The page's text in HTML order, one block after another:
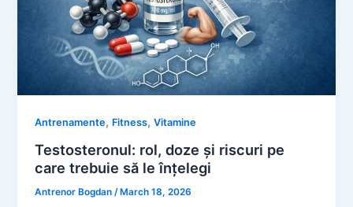
Antrenamente, Fitness,Vitamine
Testosteronul: rol, doze și riscuri pe
care trebuie să le înțelegi
Antrenor Bogdan /March 18, 2026